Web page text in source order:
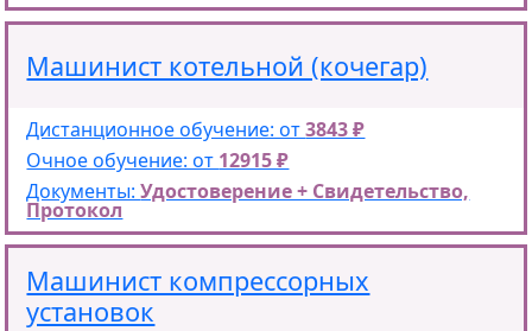
Машинист котельной (кочегар)
Дистанционное обучение: от3843 ₽
Очное обучение: от 12915 ₽
Документы:Удостоверение + Свидетельство,
Протокол
Машинист компрессорных
установок